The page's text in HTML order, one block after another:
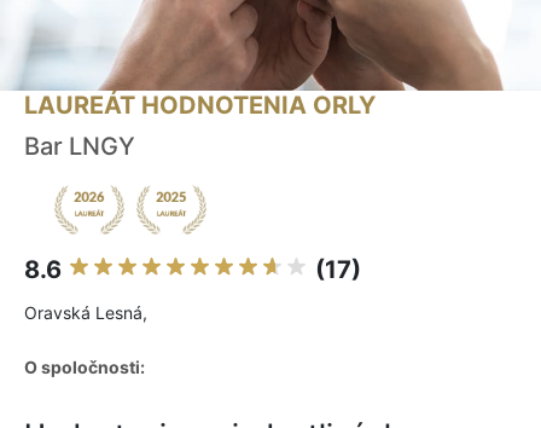
LAUREÁT HODNOTENIA ORLY
Bar LNGY
8.6 (17)
Oravská Lesná,
O spoločnosti: